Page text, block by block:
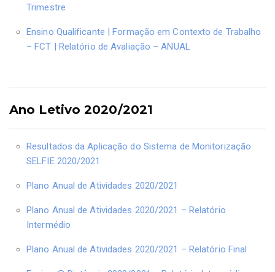
Trimestre
Ensino Qualificante | Formação em Contexto de Trabalho
– FCT | Relatório de Avaliação – ANUAL
Ano Letivo 2020/2021
Resultados da Aplicação do Sistema de Monitorização
SELFIE 2020/2021
Plano Anual de Atividades 2020/2021
Plano Anual de Atividades 2020/2021 – Relatório
Intermédio
Plano Anual de Atividades 2020/2021 – Relatório Final